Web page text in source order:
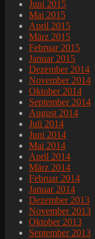
Juni 2015
Mai 2015
April 2015
März 2015
Februar 2015
Januar 2015
Dezember 2014
November 2014
Oktober 2014
September 2014
August 2014
Juli 2014
Juni 2014
Mai 2014
April 2014
März 2014
Februar 2014
Januar 2014
Dezember 2013
November 2013
Oktober 2013
September 2013